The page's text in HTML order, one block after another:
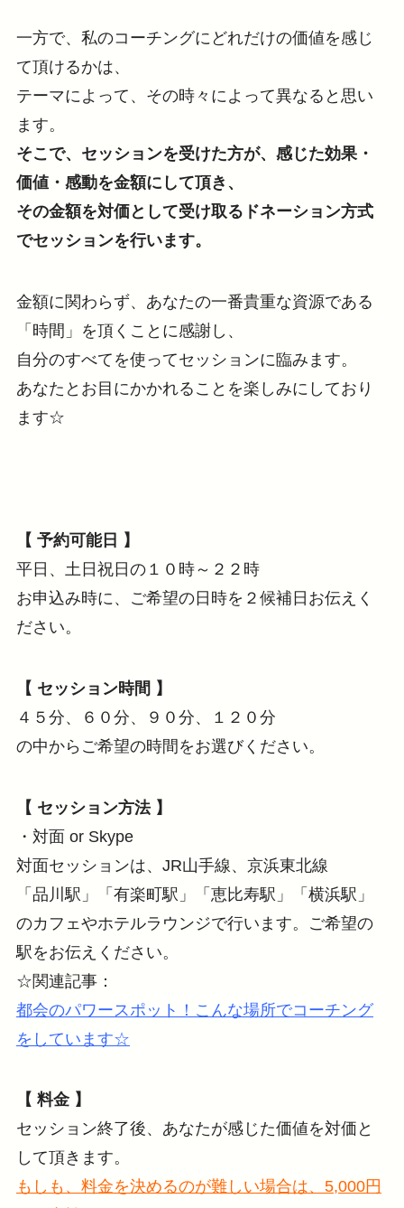
一方で、私のコーチングにどれだけの価値を感じ
て頂けるかは、
テーマによって、その時々によって異なると思い
ます。
そこで、セッションを受けた方が、感じた効果・
価値・感動を金額にして頂き、
その金額を対価として受け取るドネーション方式
でセッションを行います。
金額に関わらず、あなたの一番貴重な資源である
「時間」を頂くことに感謝し、
自分のすべてを使ってセッションに臨みます。
あなたとお目にかかれることを楽しみにしており
ます☆
【 予約可能日 】
平日、土日祝日の１０時～２２時
お申込み時に、ご希望の日時を２候補日お伝えく
ださい。
【 セッション時間 】
４５分、６０分、９０分、１２０分
の中からご希望の時間をお選びください。
【 セッション方法 】
・対面 or Skype
対面セッションは、JR山手線、京浜東北線
「品川駅」「有楽町駅」「恵比寿駅」「横浜駅」
のカフェやホテルラウンジで行います。ご希望の
駅をお伝えください。
☆関連記事：
都会のパワースポット！こんな場所でコーチング
をしています☆
【 料金 】
セッション終了後、あなたが感じた価値を対価と
して頂きます。
もしも、料金を決めるのが難しい場合は、5,000円